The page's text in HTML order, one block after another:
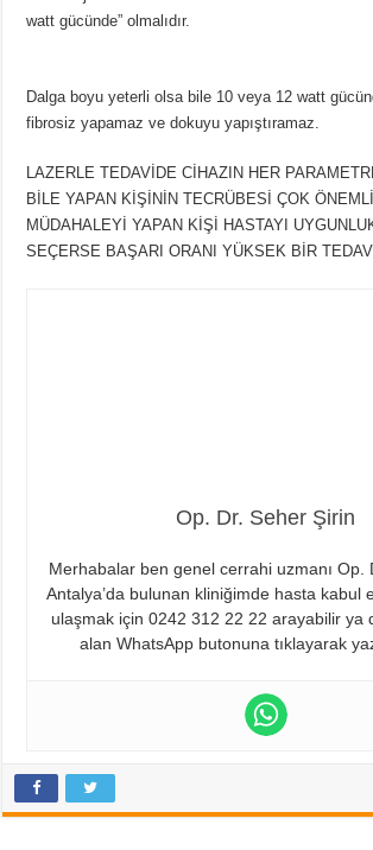
watt gücünde” olmalıdır.
Dalga boyu yeterli olsa bile 10 veya 12 watt
fibrosiz yapamaz ve dokuyu yapıştıramaz.
LAZERLE TEDAVİDE CİHAZIN HER
BİLE YAPAN KİŞİNİN TECRÜBESİ ÇOK
MÜDAHALEYİ YAPAN KİŞİ HASTAYI
SEÇERSE BAŞARI ORANI YÜKSEK BİR
Op. Dr. Seher Şirin
Merhabalar ben genel cerrahi uzmanı Op.
Antalya’da bulunan kliniğimde hasta kabul
ulaşmak için 0242 312 22 22 arayabilir ya
alan WhatsApp butonuna tıklayarak